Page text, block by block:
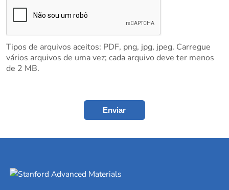
Tipos de arquivos aceitos: PDF, png, jpg, jpeg. Carregue
vários arquivos de uma vez; cada arquivo deve ter menos
de 2 MB.
Enviar